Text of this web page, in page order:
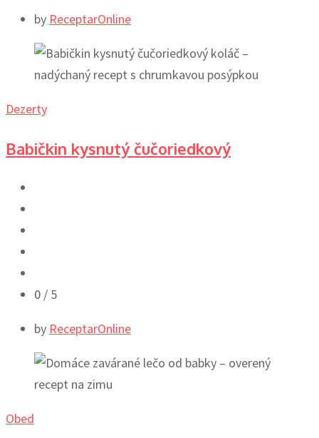
by ReceptarOnline
Dezerty
Babičkin kysnutý čučoriedkový
0 / 5
by ReceptarOnline
Obed